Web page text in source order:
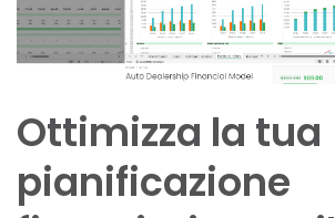
Ottimizza la tua
pianificazione